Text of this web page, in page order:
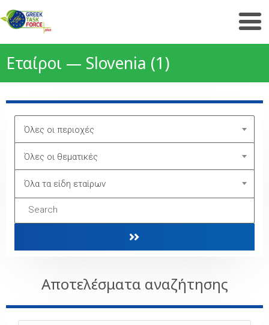
Εταίροι — Slovenia (1)
Όλες οι περιοχές
Όλες οι θεματικές
Όλα τα είδη εταίρων

Αποτελέσματα αναζήτησης